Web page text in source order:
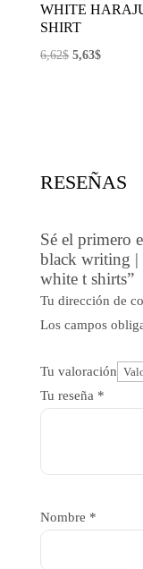
WHITE
SHIRT
6,62$ El
5,63$El
RESEÑAS
Sé el primero
black writing |
white t shirts”
Tu dirección de
Los campos
Tu valoración
Tu reseña *
Nombre *